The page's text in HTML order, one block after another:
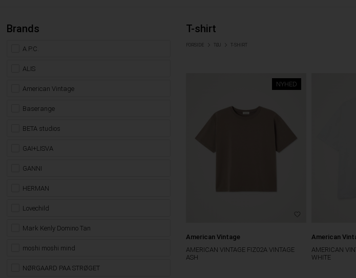
Brands
A.P.C.
ALIS
American Vintage
Baserange
BETA studios
GAI+LISVA
GANNI
HERMAN
Lovechild
Mark Kenly Domino Tan
moshi moshi mind
NØRGAARD PAA STRØGET
T-shirt
FORSIDE TØJ T-SHIRT
NYHED
American Vintage
AMERICAN VINTAGE FIZ02A VINTAGE
ASH
American
AMERICAN
WHITE